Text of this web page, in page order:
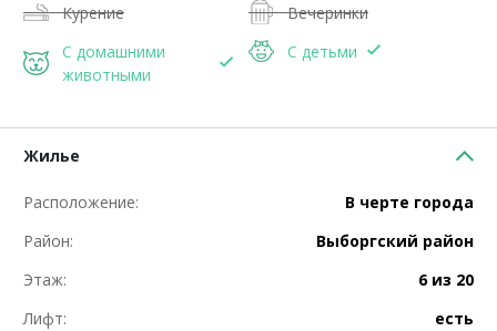
Курение
Вечеринки
С домашними
животными
С детьми
Жилье
Расположение:
В черте города
Район:
Выборгский район
Этаж:
6 из 20
Лифт:
есть